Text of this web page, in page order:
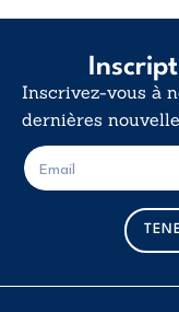
Inscrivez-vous à
dernières
E
-
m